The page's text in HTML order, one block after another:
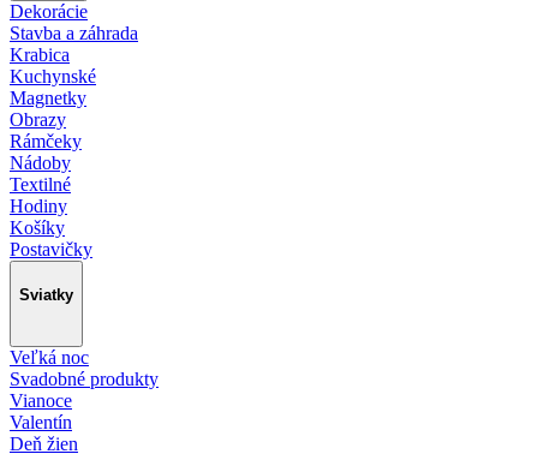
Dekorácie
Stavba a záhrada
Krabica
Kuchynské
Magnetky
Obrazy
Rámčeky
Nádoby
Textilné
Hodiny
Košíky
Postavičky
Sviatky
Veľká noc
Svadobné produkty
Vianoce
Valentín
Deň žien